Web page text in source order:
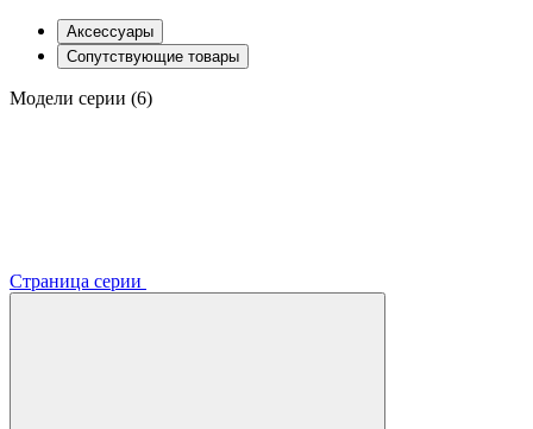
Аксессуары
Сопутствующие товары
Модели серии (6)
Страница серии